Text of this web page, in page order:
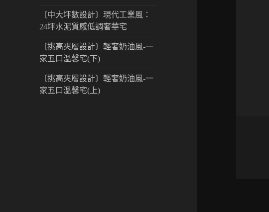
〔中大坪數設計〕現代工業風：
24坪水泥質感低調奢華宅
〔挑高夾層設計〕輕奢奶油風-一
家五口溫馨宅(下)
〔挑高夾層設計〕輕奢奶油風-一
家五口溫馨宅(上)